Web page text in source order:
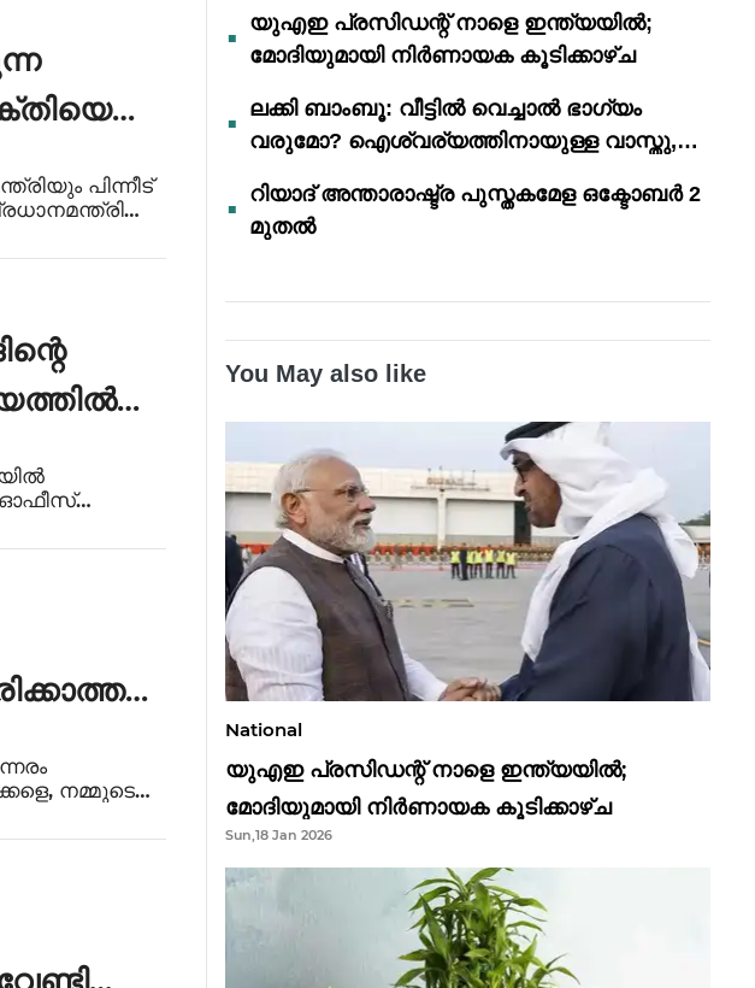
പിന്നീട്
ഓഫീസ്
നമ്മുടെ
അദ്ദ
യുഎഇ പ്രസിഡന്റ് നാളെ ഇന്ത്യയിൽ;
മോദിയുമായി നിർണായക കൂടിക്കാഴ്ച
ലക്കി ബാംബൂ: വീട്ടിൽ വെച്ചാൽ ഭാഗ്യം
വരുമോ? ഐശ്വര്യത്തിനായുള്ള വാസ്തു,
റിയാദ് അന്താരാഷ്ട്ര പുസ്തകമേള ഒക്ടോബർ 2
മുതൽ
You May also like
National
യുഎഇ പ്രസിഡന്റ് നാളെ ഇന്ത്യയിൽ;
മോദിയുമായി നിർണായക കൂടിക്കാഴ്ച
Sun,18 Jan 2026